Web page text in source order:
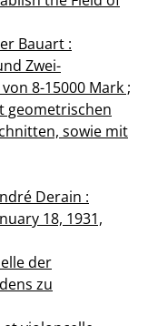
Bauart :
Zwei-
8-15000 Mark ;
geometrischen
sowie mit
Derain :
18, 1931,
der
zu